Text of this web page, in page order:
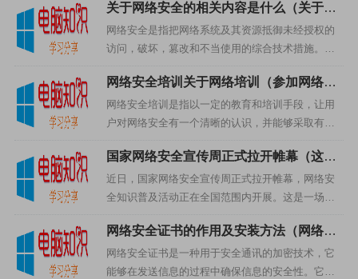
靠以确保不会因误入恶意链接而成为受害者。
企业和机构也需要关注自身网络安全建设与防范措
施。员工应该定期接受相关培训，并使用专业杀毒软件和
防火墙等技术手段进行保护。
好地预防各种形式的网络攻击。未雨绸缪、以防未然才是
最有效的方式！
后果与应对策略剖析网络攻击造成的后果
及其带来的经济损失和社会影响并分析如
关于网络安全的相关内容是什么（关于网
络安全的相关内容有哪些）
网络安全是指把网络系统及其资源抵御未经授权的
访问，破坏，篡改和不当使用的综合技术措施。它
地执行系统任务，对网络中的可疑活动进行侦测和
报警，以及及时采取有效措...
网络安全培训关于网络培训（参加网络安
全培训的用户需要学习哪些技术）
网络安全培训是指以一定的教育和培训手段，让用
户对网络安全有一个清晰的认识，并能够采取有效
安全培训主要包括以下几个方面：1、网络安全基础
知识的传授网络安全基础...
国家网络安全宣传周正式拉开帷幕（这些
知识你要知道）
近日，国家网络安全宣传周正式拉开帷幕，网络安
全知识普及活动正在全国范围内开展。这是一场把
一次深化网络安全意识的重要机会。一、网络安全
意识普及网络安全意识普及...
网络安全证书的作用及安装方法（网络安
全证书有什么作用）
网络安全证书是一种用于安全通讯的加密技术，它
能够在发送信息的过程中确保信息的安全性。它是